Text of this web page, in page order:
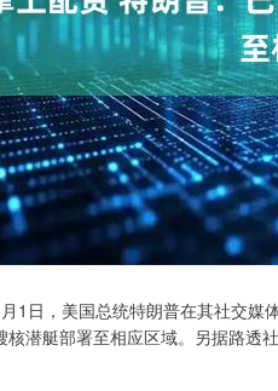
1日，美国总统特朗普在其社交媒
潜艇部署至相应区域。另据路透